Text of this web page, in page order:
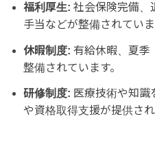
福利厚生: 社会保険完備、
手当などが整備されていま
休暇制度: 有給休暇、夏季
整備されています。
研修制度: 医療技術や知識
や資格取得支援が提供され